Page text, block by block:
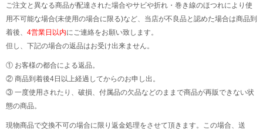
ご注文と異なる商品が配達された場合やサビや折れ・巻き線のほつれにより使
用不可能な場合(未使用の場合に限る)など、当店が不良品と認めた場合は商品到
着後、 4営業日以内にご連絡をお願い致します。
但し、下記の場合の返品はお受け出来ません。
① お客様の都合による返品。
② 商品到着後4日以上経過してからのお申し出。
③ 一度使用されたり、破損、付属品の欠品などのままで商品が再販できない状
態の商品。
現物商品で交換不可の場合に限り返金処理をさせて頂きます。この場合、送